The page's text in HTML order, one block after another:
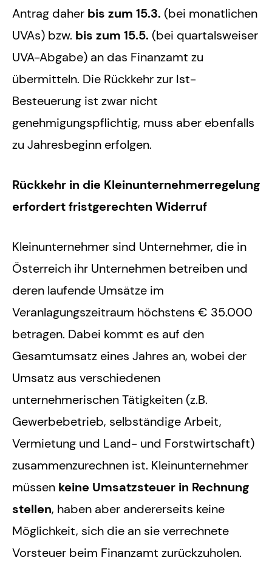
Antrag daher bis zum 15.3. (bei monatlichen
UVAs) bzw. bis zum 15.5. (bei quartalsweiser
UVA-Abgabe) an das Finanzamt zu
übermitteln. Die Rückkehr zur Ist-
Besteuerung ist zwar nicht
genehmigungspflichtig, muss aber ebenfalls
zu Jahresbeginn erfolgen.
Rückkehr in die Kleinunternehmerregelung
erfordert fristgerechten Widerruf
Kleinunternehmer sind Unternehmer, die in
Österreich ihr Unternehmen betreiben und
deren laufende Umsätze im
Veranlagungszeitraum höchstens € 35.000
betragen. Dabei kommt es auf den
Gesamtumsatz eines Jahres an, wobei der
Umsatz aus verschiedenen
unternehmerischen Tätigkeiten (z.B.
Gewerbebetrieb, selbständige Arbeit,
Vermietung und Land- und Forstwirtschaft)
zusammenzurechnen ist. Kleinunternehmer
müssen keine Umsatzsteuer in Rechnung
stellen, haben aber andererseits keine
Möglichkeit, sich die an sie verrechnete
Vorsteuer beim Finanzamt zurückzuholen.